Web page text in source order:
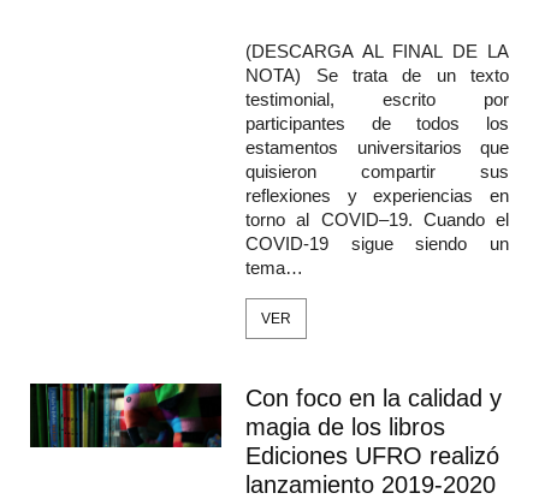
(DESCARGA AL FINAL DE LA
NOTA) Se trata de un texto
testimonial, escrito por
participantes de todos los
estamentos universitarios que
quisieron compartir sus
reflexiones y experiencias en
torno al COVID–19. Cuando el
COVID-19 sigue siendo un
tema…
VER
Con foco en la calidad y
magia de los libros
Ediciones UFRO realizó
lanzamiento 2019-2020